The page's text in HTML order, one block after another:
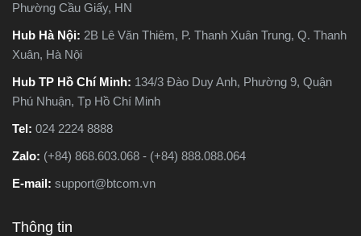
sẽ phù hợp với công việc
của bạn hơn? Hãy cùng
Super MRO tìm hiểu chi tiết
nhu cầu sử dụng thực tế.
Phường Cầu Giấy, HN
Hub Hà Nội: 2B Lê Văn Thiêm, P. Thanh Xuân Trung, Q. Thanh
Xuân, Hà Nội
Hub TP Hồ Chí Minh: 134/3 Đào Duy Anh, Phường 9, Quận
Phú Nhuận, Tp Hồ Chí Minh
Tel: 024 2224 8888
Zalo: (+84) 868.603.068 - (+84) 888.088.064
E-mail: support@btcom.vn
Thông tin